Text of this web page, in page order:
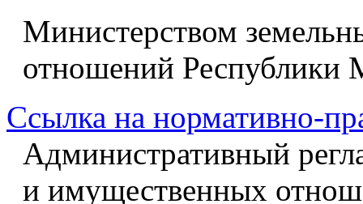
Министерством
отношений Республики
Ссылка на нормативно-
Административный
и имущественных